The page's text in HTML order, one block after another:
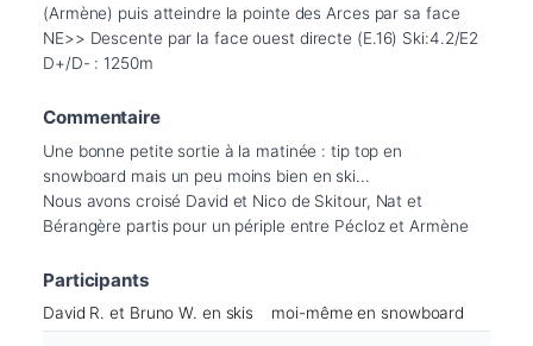
(Armène) puis atteindre la pointe des Arces par sa face
NE>> Descente par la face ouest directe (E.16) Ski:4.2/E2
D+/D- : 1250m
Commentaire
Une bonne petite sortie à la matinée : tip top en
snowboard mais un peu moins bien en ski...
Nous avons croisé David et Nico de Skitour, Nat et
Bérangère partis pour un périple entre Pécloz et Armène
Participants
David R. et Bruno W. en skis moi-même en snowboard